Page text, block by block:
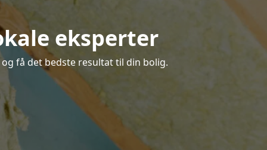
eksperter
få det bedste resultat til din bolig.